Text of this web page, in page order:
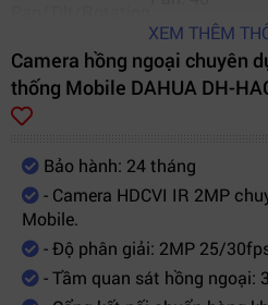
Tilt: 55°
Rotation: 360°
Lens
Lens Type
Focal Length
2.1 mm
Max. Aperture
F2.0
Field of View
Iris Type
Fixed iris
Close Focus
0.5m (1.64 ft)
XEM THÊM
Camera hồng ngoại chuyên
thống Mobile DAHUA DH-
Bảo hành: 24 tháng
- Camera HDCVI IR 2MP
Mobile.
- Độ phân giải: 2MP 25/
- Tầm quan sát hồng ngoại: